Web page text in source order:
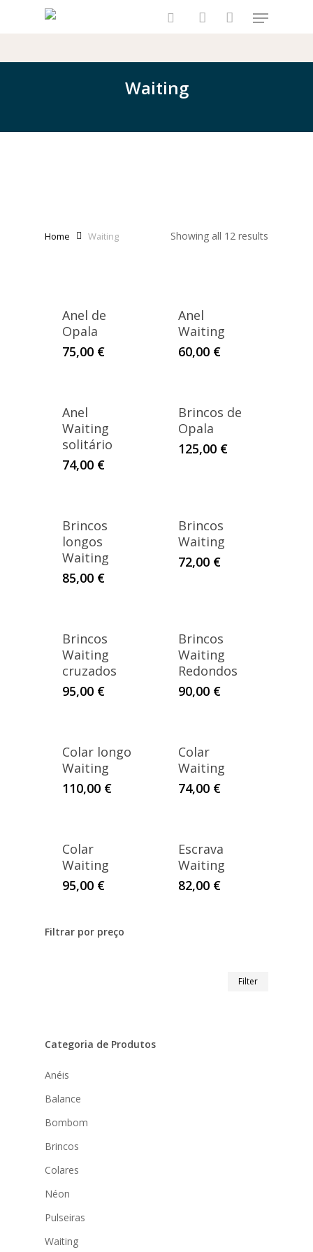
content
Menu
Waiting
Showing all 12 results
Home Waiting
Anel de
Opala
75,00 €
Anel
Waiting
60,00 €
Anel
Waiting
solitário
74,00 €
Brincos de
Opala
125,00 €
Brincos
longos
Waiting
85,00 €
Brincos
Waiting
72,00 €
Brincos
Waiting
cruzados
95,00 €
Brincos
Waiting
Redondos
90,00 €
Colar longo
Waiting
110,00 €
Colar
Waiting
74,00 €
Colar
Waiting
95,00 €
Escrava
Waiting
82,00 €
Filtrar por preço
Filter
Categoria de Produtos
Anéis
Balance
Bombom
Brincos
Colares
Néon
Pulseiras
Waiting